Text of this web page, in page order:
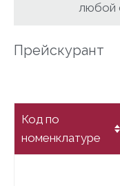
любой
Прейскурант
Код по
номенклатуре